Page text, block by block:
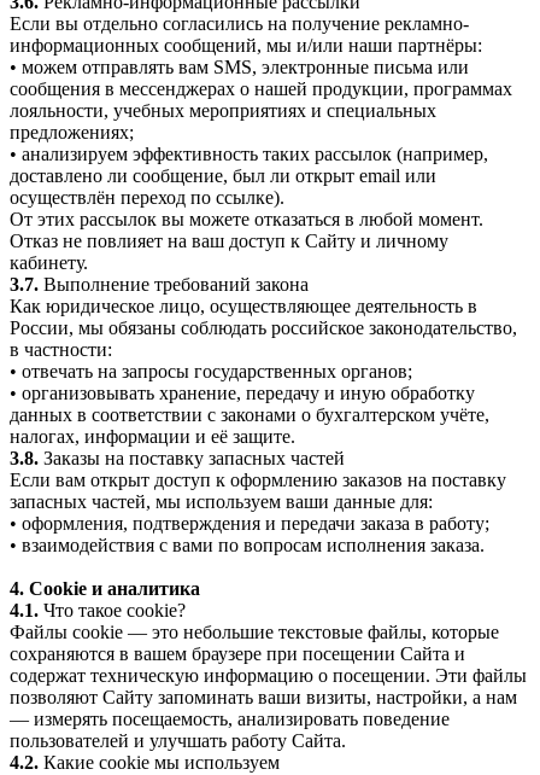
Если вы отдельно согласились на получение рекламно-
информационных сообщений, мы и/или наши партнёры:
• можем отправлять вам SMS, электронные письма или
сообщения в мессенджерах о нашей продукции, программах
лояльности, учебных мероприятиях и специальных
предложениях;
• анализируем эффективность таких рассылок (например,
доставлено ли сообщение, был ли открыт email или
осуществлён переход по ссылке).
От этих рассылок вы можете отказаться в любой момент.
Отказ не повлияет на ваш доступ к Сайту и личному
кабинету.
3.7. Выполнение требований закона
Как юридическое лицо, осуществляющее деятельность в
России, мы обязаны соблюдать российское законодательство,
в частности:
• отвечать на запросы государственных органов;
• организовывать хранение, передачу и иную обработку
данных в соответствии с законами о бухгалтерском учёте,
налогах, информации и её защите.
3.8. Заказы на поставку запасных частей
Если вам открыт доступ к оформлению заказов на поставку
запасных частей, мы используем ваши данные для:
• оформления, подтверждения и передачи заказа в работу;
• взаимодействия с вами по вопросам исполнения заказа.
4. Cookie и аналитика
4.1. Что такое cookie?
Файлы cookie — это небольшие текстовые файлы, которые
сохраняются в вашем браузере при посещении Сайта и
содержат техническую информацию о посещении. Эти файлы
позволяют Сайту запоминать ваши визиты, настройки, а нам
— измерять посещаемость, анализировать поведение
пользователей и улучшать работу Сайта.
4.2. Какие cookie мы используем